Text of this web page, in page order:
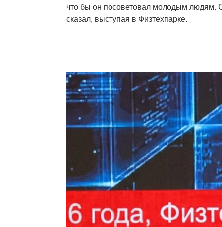
что бы он посоветовал молодым людям.
сказал, выступая в Физтехпарке.